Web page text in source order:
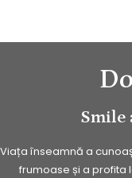
Smile
Viața înseamnă a
frumoase și a profita